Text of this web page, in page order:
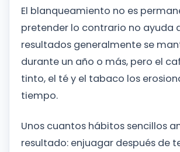
El blanqueamiento no es
pretender lo contrario no ayuda
resultados generalmente se
durante un año o más, pero el
tinto, el té y el tabaco los
tiempo.
Unos cuantos hábitos sencillos
resultado: enjuagar después de